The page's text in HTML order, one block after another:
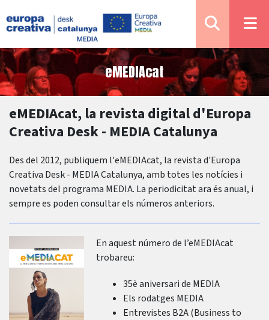
eMEDIAcat
eMEDIAcat, la revista digital d'Europa
Creativa Desk - MEDIA Catalunya
Des del 2012, publiquem l'eMEDIAcat, la revista d'Europa
Creativa Desk - MEDIA Catalunya, amb totes les notícies i
novetats del programa MEDIA. La periodicitat ara és anual, i
sempre es poden consultar els números anteriors.
En aquest número de l’eMEDIAcat
trobareu:
35è aniversari de MEDIA
Els rodatges MEDIA
Entrevistes B2A (Business to